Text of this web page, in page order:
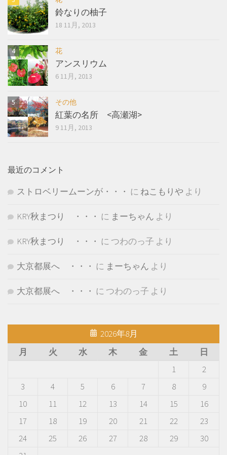
鈴なりの柚子
18 11月, 2013
花
アンスリウム
6 11月, 2013
その他
紅葉の名所 <高瀬湖>
9 11月, 2013
最近のコメント
ストロベリームーンが・・・ に ねこもりや より
KRY秋まつり ・・・ に まーちゃん より
KRY秋まつり ・・・ に つわのっ子 より
大京都展へ ・・・ に まーちゃん より
大京都展へ ・・・ に つわのっ子 より
2026年8月
月
火 水 木 金 土
日
1
2
3
4 5 6 7 8
9
10
11 12 13 14 15
16
17
18 19 20 21 22
23
24
25 26 27 28 29
30